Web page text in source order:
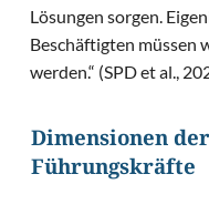
Lösungen sorgen.
Beschäftigten müssen
werden.“ (SPD et al.,
Dimensionen
Führungskräfte